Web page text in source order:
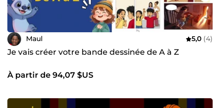
Maul 5,0 (4)
Je vais créer votre bande dessinée de A à Z
À partir de 94,07 $US